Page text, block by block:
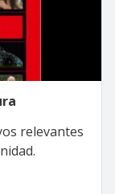
relevantes